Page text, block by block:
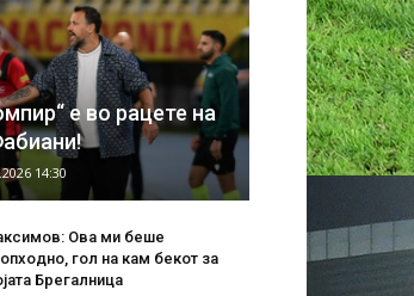
е во рацете на
14:30
Ова ми беше
гол на кам бекот за
Брегалница